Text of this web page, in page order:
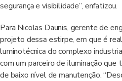
segurança e visibilidade”, enfatizou.
Para Nicolas Daunis, gerente de
projeto dessa estirpe, em que é
luminotécnica do complexo
com um parceiro de iluminação que
de baixo nível de manutenção.